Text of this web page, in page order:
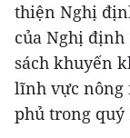
thiện Nghị
của Nghị định
sách khuyến
lĩnh vực nông
phủ trong quý